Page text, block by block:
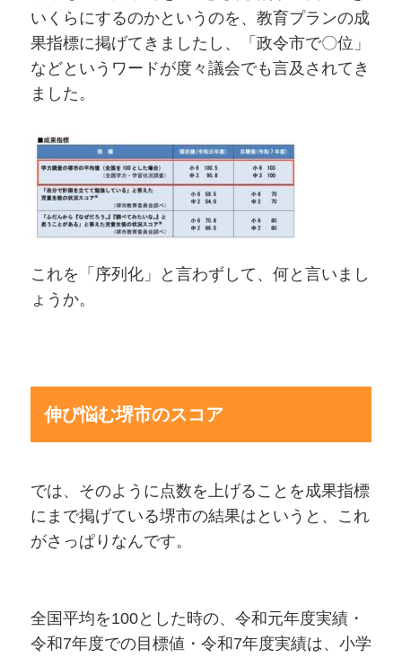
いくらにするのかというのを、教育プランの成
果指標に掲げてきましたし、「政令市で〇位」
などというワードが度々議会でも言及されてき
ました。
これを「序列化」と言わずして、何と言いまし
ょうか。
伸び悩む堺市のスコア
では、そのように点数を上げることを成果指標
にまで掲げている堺市の結果はというと、これ
がさっぱりなんです。
全国平均を100とした時の、令和元年度実績・
令和7年度での目標値・令和7年度実績は、小学